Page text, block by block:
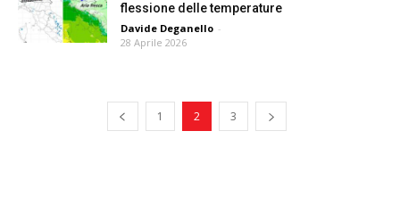
flessione delle temperature
Davide Deganello -
28 Aprile 2026
1 2 3